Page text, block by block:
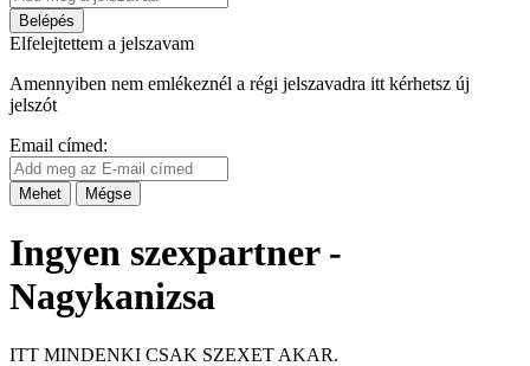
Belépés
Elfelejtettem a jelszavam
Amennyiben nem emlékeznél a régi jelszavadra itt kérhetsz új
jelszót
Email címed:
Mehet Mégse
Ingyen szexpartner -
Nagykanizsa
ITT MINDENKI CSAK SZEXET AKAR.